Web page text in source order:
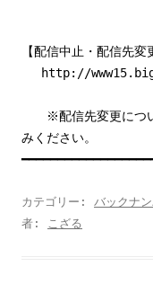
あんこ／
【配信中止・配信先変
http://
※配信先変更につい
みください。
カテゴリー: バックナ
者: こざる